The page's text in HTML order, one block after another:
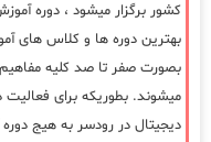
کشور برگزار میشود ، دوره
بهترین دوره ها و کلاس های
بصورت صفر تا صد کلیه مفاهیم
میشوند. بطوریکه برای فعالیت
دیجیتال در رودسر به هیج